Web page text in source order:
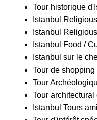
Tour historique
Istanbul
Istanbul
Istanbul Food /
Istanbul sur le
Tour de shopping
Tour
Tour architectural
Istanbul Tours